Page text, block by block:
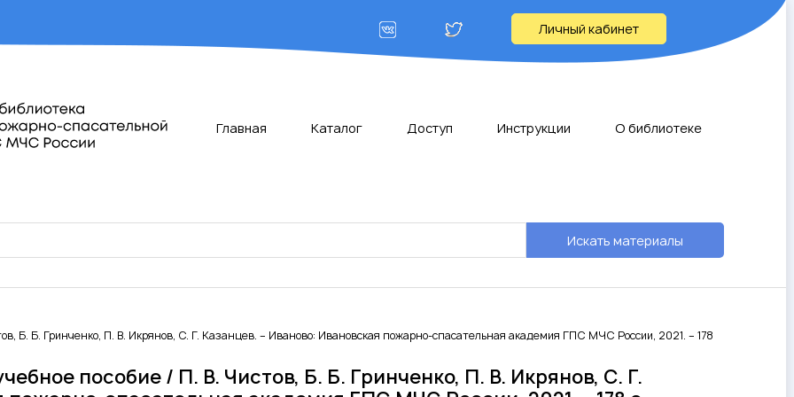
Личный кабинет
Главная Каталог Доступ Инструкции О библиотеке
Искать материалы
Б. Б. Гринченко, П. В. Икрянов, С. Г. Казанцев. – Иваново: Ивановская пожарно-спасательная академия ГПС МЧС России, 2021. – 178
пособие / П. В. Чистов, Б. Б. Гринченко, П. В. Икрянов, С. Г.